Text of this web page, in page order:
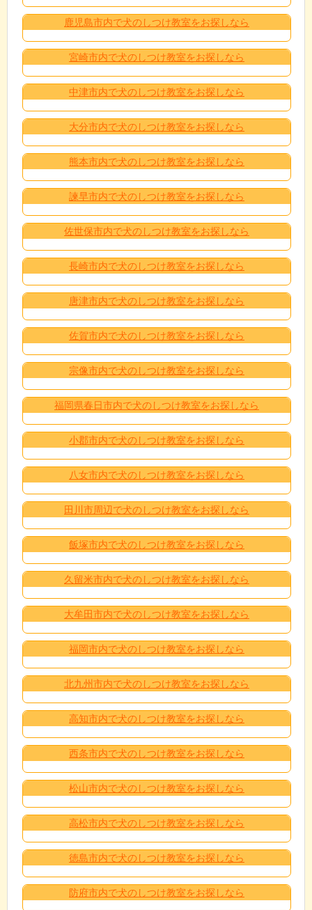
鹿児島市内で犬のしつけ教室をお探しなら
宮崎市内で犬のしつけ教室をお探しなら
中津市内で犬のしつけ教室をお探しなら
大分市内で犬のしつけ教室をお探しなら
熊本市内で犬のしつけ教室をお探しなら
諫早市内で犬のしつけ教室をお探しなら
佐世保市内で犬のしつけ教室をお探しなら
長崎市内で犬のしつけ教室をお探しなら
唐津市内で犬のしつけ教室をお探しなら
佐賀市内で犬のしつけ教室をお探しなら
宗像市内で犬のしつけ教室をお探しなら
福岡県春日市内で犬のしつけ教室をお探しなら
小郡市内で犬のしつけ教室をお探しなら
八女市内で犬のしつけ教室をお探しなら
田川市周辺で犬のしつけ教室をお探しなら
飯塚市内で犬のしつけ教室をお探しなら
久留米市内で犬のしつけ教室をお探しなら
大牟田市内で犬のしつけ教室をお探しなら
福岡市内で犬のしつけ教室をお探しなら
北九州市内で犬のしつけ教室をお探しなら
高知市内で犬のしつけ教室をお探しなら
西条市内で犬のしつけ教室をお探しなら
松山市内で犬のしつけ教室をお探しなら
高松市内で犬のしつけ教室をお探しなら
徳島市内で犬のしつけ教室をお探しなら
防府市内で犬のしつけ教室をお探しなら